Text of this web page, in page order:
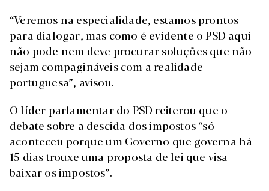
“Veremos na especialidade, estamos prontos
para dialogar, mas como é evidente o PSD aqui
não pode nem deve procurar soluções que não
sejam compagináveis com a realidade
portuguesa”, avisou.
O líder parlamentar do PSD reiterou que o
debate sobre a descida dos impostos “só
aconteceu porque um Governo que governa há
15 dias trouxe uma proposta de lei que visa
baixar os impostos”.